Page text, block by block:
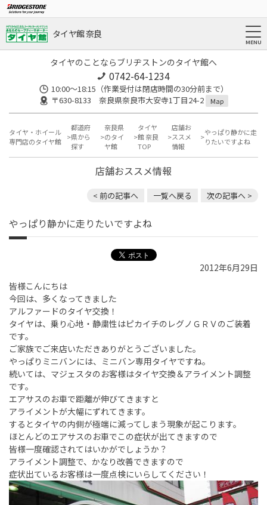
タイヤ館 奈良
タイヤのことならブリヂストンのタイヤ館へ
0742-64-1234
10:00～18:15（作業受付は閉店時間の30分前まで）
〒630-8133 奈良県奈良市大安寺1丁目24-2
Map
タイヤ・ホイール
専門店のタイヤ館
都道府
県から
探す
奈良県
のタイ
ヤ館
タイヤ
館 奈良
TOP
店舗お
ススメ
情報
やっぱり静かに走
りたいですよね
店舗おススメ情報
< 前の記事へ 一覧へ戻る 次の記事へ >
やっぱり静かに走りたいですよね
2012年6月29日
皆様こんにちは
今回は、多くなってきました
アルファードのタイヤ交換！
タイヤは、乗り心地・静粛性はピカイチのレグノＧＲＶのご装着
です。
ご家族でご来店いただきありがとうございました。
やっぱりミニバンには、ミニバン専用タイヤですね。
続いては、マジェスタのお客様はタイヤ交換＆アライメント調整
です。
エアサスのお車で距離が伸びてきますと
アライメントが大幅にずれてきます。
するとタイヤの内側が極端に減ってしまう現象が起こります。
ほとんどのエアサスのお車でこの症状が出てきますので
皆様一度確認されてはいかがでしょうか？
アライメント調整で、かなり改善できますので
症状出ているお客様は一度点検にいらしてください！